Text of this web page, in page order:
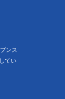
ンス
てい